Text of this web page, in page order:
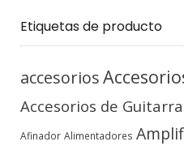
Etiquetas de producto
accesorios
Accesorios de Guitarra
Afinador Alimentadores